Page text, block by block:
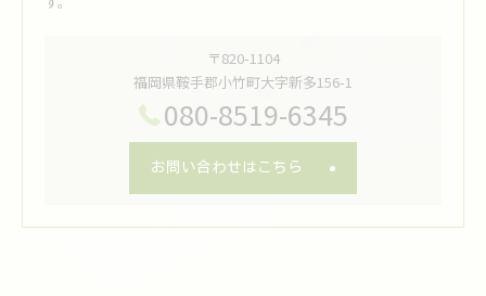
〒820-1104
福岡県鞍手郡小竹町大字新多156-1
080-8519-6345
お問い合わせはこちら